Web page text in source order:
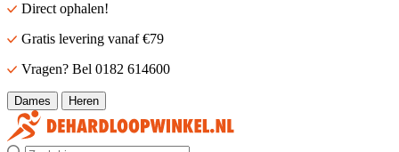
Direct ophalen!
Gratis levering vanaf €79
Vragen? Bel 0182 614600
Dames Heren